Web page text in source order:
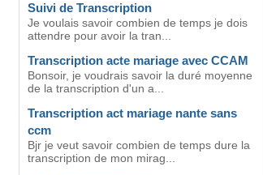
Suivi de Transcription
Je voulais savoir combien de temps je dois
attendre pour avoir la tran...
Transcription acte mariage avec CCAM
Bonsoir, je voudrais savoir la duré moyenne
de la transcription d'un a...
Transcription act mariage nante sans
ccm
Bjr je veut savoir combien de temps dure la
transcription de mon mirag...